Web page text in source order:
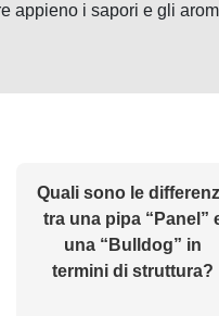
appieno i sapori e gli
Quali sono le
tra una pipa “Panel”
una “Bulldog” in
termini di struttura?